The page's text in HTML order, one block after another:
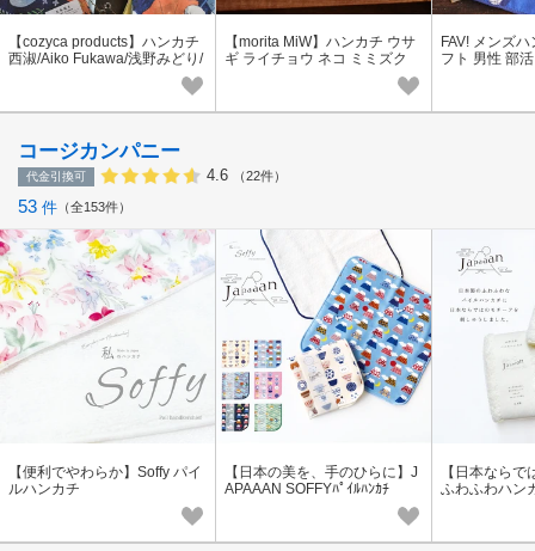
【cozyca products】ハンカチ
西淑/Aiko Fukawa/浅野みどり/
【morita MiW】ハンカチ ウサ
ギ ライチョウ ネコ ミミズク
キツネ シロクマ ペリカン ヒツ
FAV! メンズ
フト 男性 部
コージカンパニー
代金引換可 4.6 （22件）
53 件 全153件
【便利でやわらか】Soffy パイ
ルハンカチ
【日本の美を、手のひらに】J
APAAAN SOFFYﾊﾟｲﾙﾊﾝｶﾁ
【日本なら
ふわふわハン